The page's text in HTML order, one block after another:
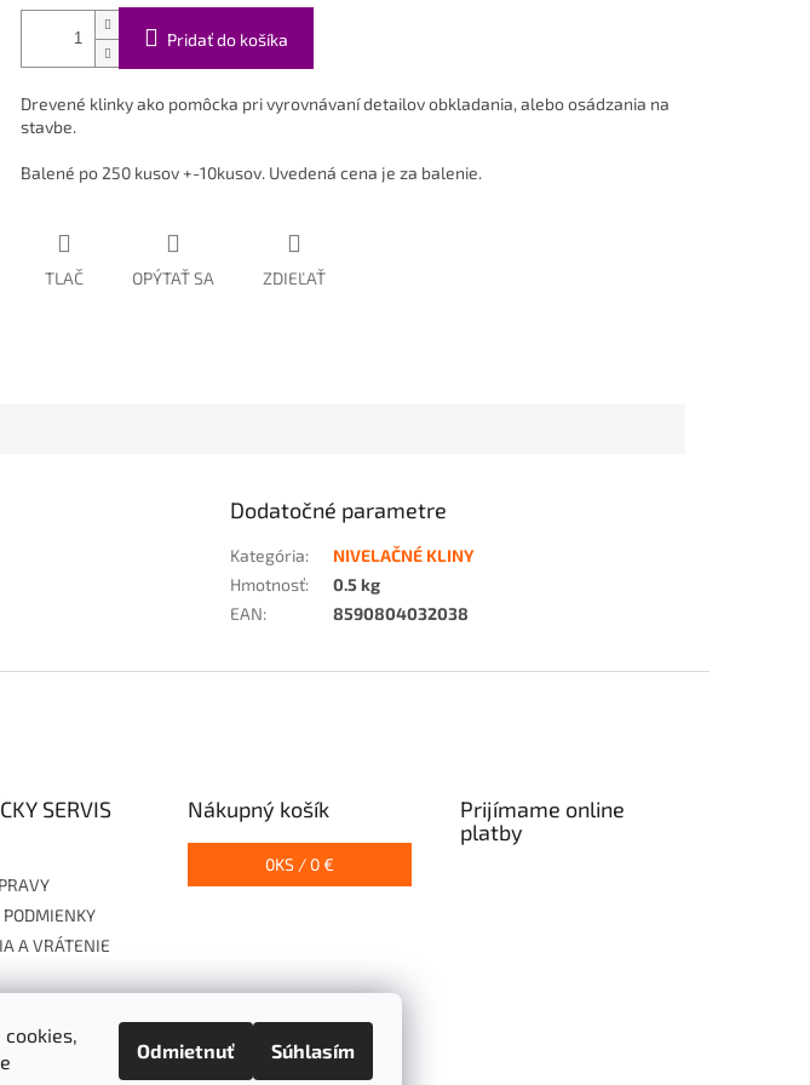
Odmietnuť Súhlasím
Pridať do košíka
Drevené klinky ako pomôcka pri vyrovnávaní detailov obkladania, alebo osádzania na
stavbe.
Balené po 250 kusov +-10kusov. Uvedená cena je za balenie.
TLAČ OPÝTAŤ SA ZDIEĽAŤ
Dodatočné parametre
Kategória:
NIVELAČNÉ KLINY
Hmotnosť:
0.5 kg
EAN: 8590804032038
SERVIS
PODMIENKY
A VRÁTENIE
EF
Nákupný košík
0KS / 0 €
Prijímame online
platby